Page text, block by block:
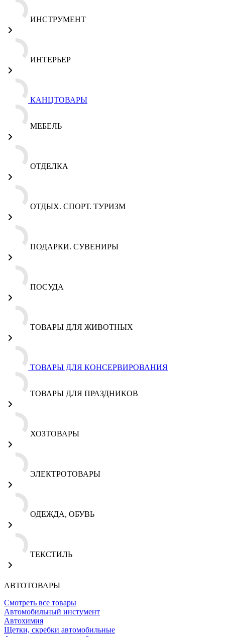
ИНСТРУМЕНТ
ИНТЕРЬЕР
КАНЦТОВАРЫ
МЕБЕЛЬ
ОТДЕЛКА
ОТДЫХ. СПОРТ. ТУРИЗМ
ПОДАРКИ. СУВЕНИРЫ
ПОСУДА
ТОВАРЫ ДЛЯ ЖИВОТНЫХ
ТОВАРЫ ДЛЯ КОНСЕРВИРОВАНИЯ
ТОВАРЫ ДЛЯ ПРАЗДНИКОВ
ХОЗТОВАРЫ
ЭЛЕКТРОТОВАРЫ
ОДЕЖДА, ОБУВЬ
ТЕКСТИЛЬ
АВТОТОВАРЫ
Смотреть все товары
Автомобильный инстумент
Автохимия
Щетки, скребки автомобильные